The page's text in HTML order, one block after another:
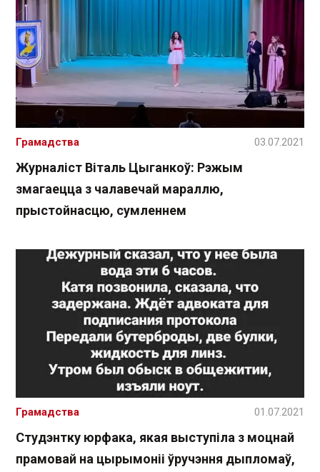
Журналіст Віталь Цыганкоў: Рэжым
змагаецца з чалавечай мараллю,
прыстойнасцю, сумленнем
Грамадства 03.07.2021
Студэнтку юрфака, якая выступіла з моцнай
прамовай на цырымоніі ўручэння дыпломаў,
Грамадства 01.07.2021